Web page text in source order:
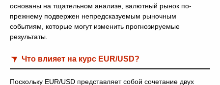
основаны на тщательном анализе, валютный рынок по-
прежнему подвержен непредсказуемым рыночным
событиям, которые могут изменить прогнозируемые
результаты.
Что влияет на курс EUR/USD?
Поскольку EUR/USD представляет собой сочетание двух